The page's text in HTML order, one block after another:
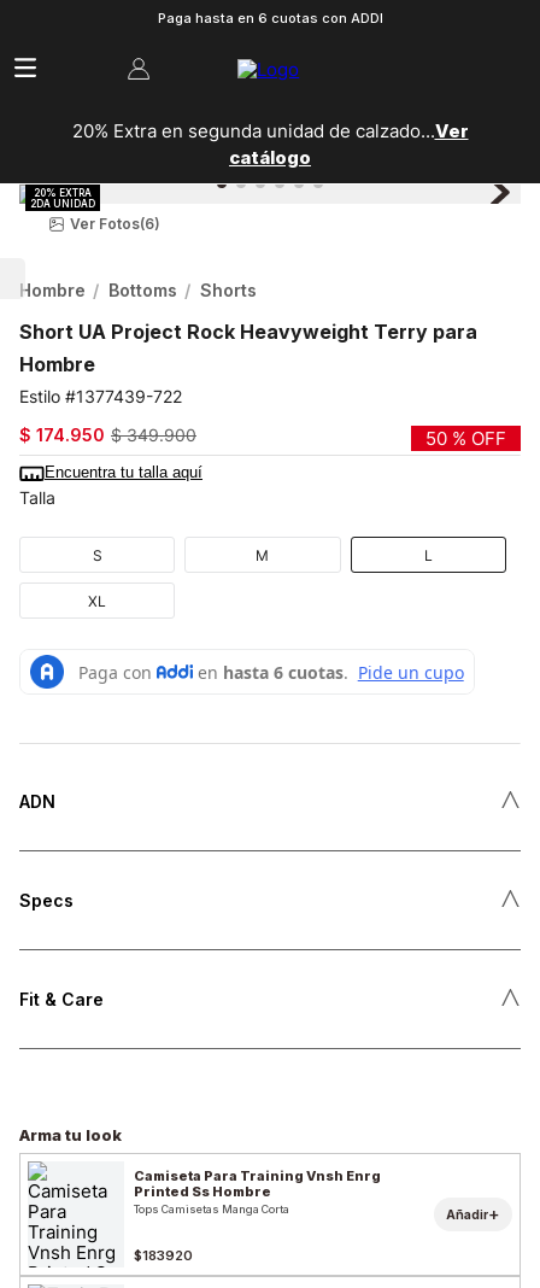
Paga hasta en 6 cuotas con ADDI
20% Extra en segunda unidad de calzado...Ver
catálogo
Ver Fotos(6)
Hombre Bottoms Shorts
Short UA Project Rock Heavyweight Terry para
Hombre
1377439-722
$ 174.950 $ 349.900 50 % OFF
Encuentra tu talla aquí
Talla
S M L
XL
ADN ˄
Specs ˄
Fit & Care ˄
Arma tu look
Camiseta Para Training Vnsh Enrg
Printed Ss Hombre
Tops Camisetas Manga Corta
$183920
Añadir+